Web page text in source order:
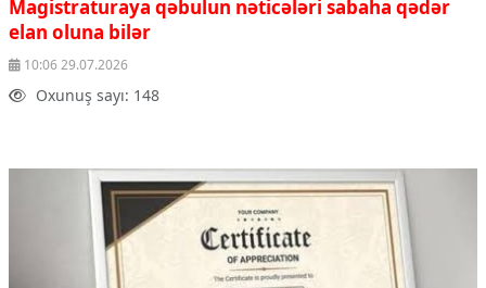
Çarpaz baxış
Təhlil
Siyasi
Geosiyasi
Araşdırma
Multimedia
Magistraturaya qəbulun nəticələri sabaha qədər
elan oluna bilər
10:06 29.07.2026
Oxunuş sayı: 148